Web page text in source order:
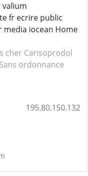
fr ecrire public
media iocean Home
cher Carisoprodol
Sans ordonnance
195.80.150.132